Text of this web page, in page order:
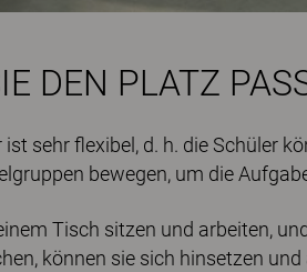
DEN PLATZ
sehr flexibel, d. h. die Schüler
bewegen, um die
Tisch sitzen und arbeiten,
können sie sich hinsetzen